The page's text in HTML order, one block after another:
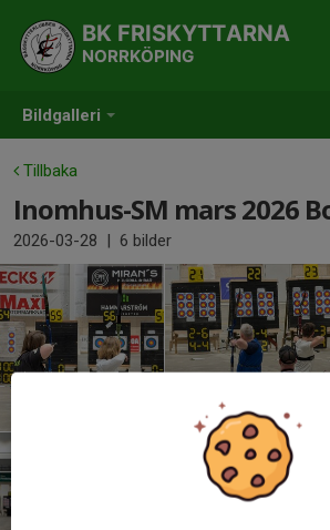
Bildgalleri
BK FRISKYTTARNA
NORRKÖPING
Tillbaka
Inomhus-SM mars 2026
2026-03-28 | 6 bilder